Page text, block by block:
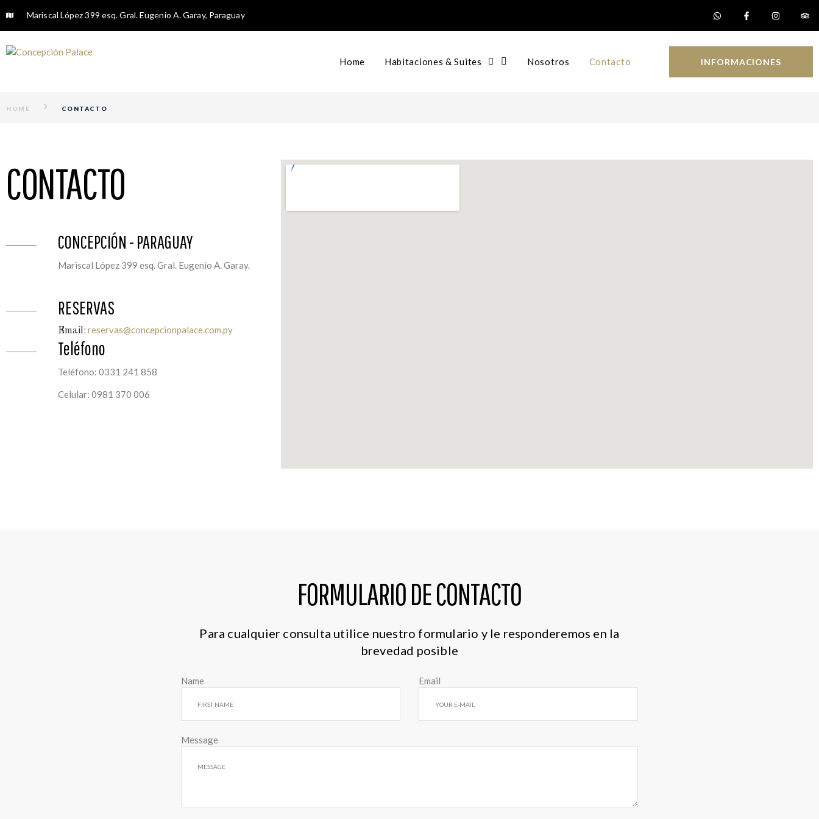
Mariscal López 399 esq. Gral. Eugenio A. Garay, Paraguay
Home Habitaciones & Suites Nosotros Contacto INFORMACIONES
HOME CONTACTO
CONTACTO
CONCEPCIÓN - PARAGUAY
Mariscal López 399 esq. Gral. Eugenio A. Garay.
RESERVAS
Email: reservas@concepcionpalace.com.py
Teléfono
Teléfono: 0331 241 858
Celular: 0981 370 006
FORMULARIO DE CONTACTO
Para cualquier consulta utilice nuestro formulario y le responderemos en la
brevedad posible
Name Email
Message